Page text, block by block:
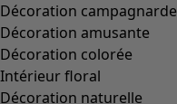
Décoration campagnarde
Décoration amusante
Décoration colorée
Intérieur floral
Décoration naturelle